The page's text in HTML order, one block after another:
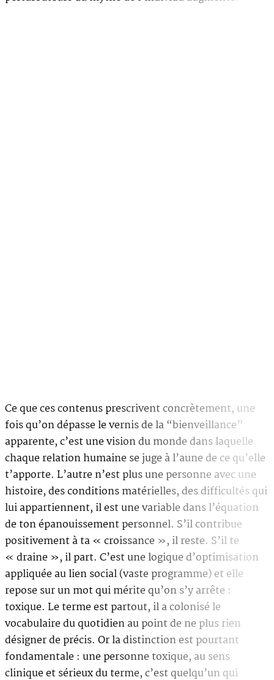
Ce que ces contenus prescrivent concrètement, une
fois qu’on dépasse le vernis de la “bienveillance”
apparente, c’est une vision du monde dans laquelle
chaque relation humaine se juge à l’aune de ce qu’elle
t’apporte. L’autre n’est plus une personne avec une
histoire, des conditions matérielles, des difficultés qui
lui appartiennent, il est une variable dans l’équation
de ton épanouissement personnel. S’il contribue
positivement à ta « croissance », il reste. S’il te
« draine », il part. C’est une logique d’optimisation
appliquée au lien social (vaste programme) et elle
repose sur un mot qui mérite qu’on s’y arrête :
toxique. Le terme est partout, il a colonisé le
vocabulaire du quotidien au point de ne plus rien
désigner de précis. Or la distinction est pourtant
fondamentale : une personne toxique, au sens
clinique et sérieux du terme, c’est quelqu’un qui